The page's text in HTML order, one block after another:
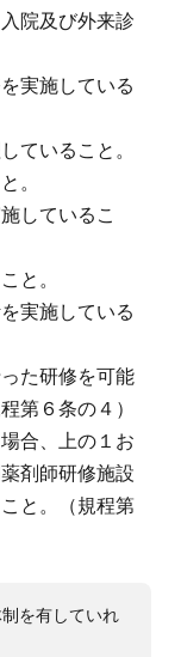
院及び外来診
実施している
ていること。
。
しているこ
と。
実施している
た研修を可能
第６条の４）
合、上の１お
剤師研修施設
と。（規程第
を有していれ